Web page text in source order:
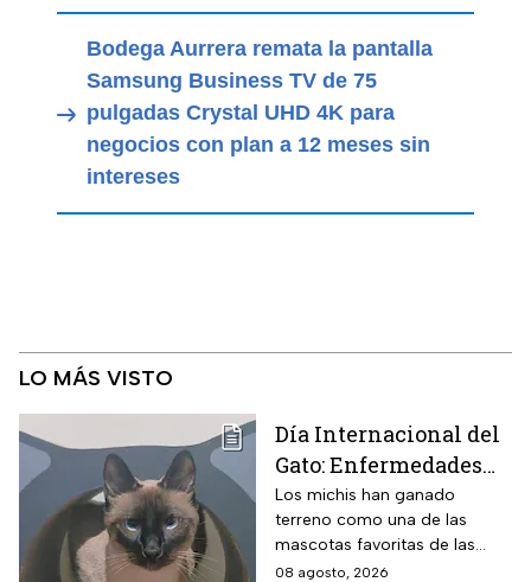
Bodega Aurrera remata la pantalla
Samsung Business TV de 75
pulgadas Crystal UHD 4K para
negocios con plan a 12 meses sin
intereses
LO MÁS VISTO
Día Internacional del
Gato: Enfermedades
más comunes y cómo
cuidar a estos felinos
Los michis han ganado
terreno como una de las
mascotas favoritas de las
familias mexicanas y hoy 8 de
08 agosto, 2026